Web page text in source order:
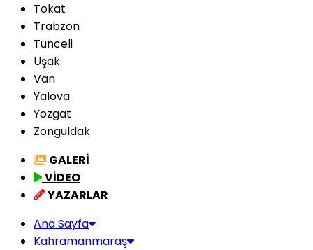
Tokat
Trabzon
Tunceli
Uşak
Van
Yalova
Yozgat
Zonguldak
GALERİ
VİDEO
YAZARLAR
Ana Sayfa
Kahramanmaraş